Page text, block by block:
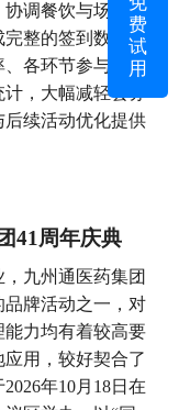
调餐饮与场地安
整的签到数据报
各环节参与人数
，大幅减轻会务
后续活动优化提供
41周年庆典
九州通医药集团
品牌活动之一，对
力均有着较高要
用，较好契合了
年10月18日在
费
试
用